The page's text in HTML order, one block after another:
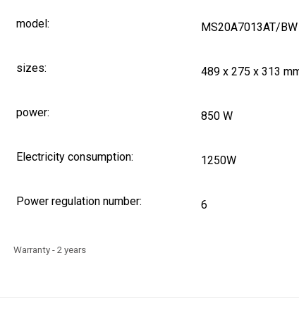
model: MS20A7013AT/BW
sizes: 489 x 275 x 313
power: 850 W
Electricity consumption: 1250W
Power regulation number: 6
Warranty - 2 years